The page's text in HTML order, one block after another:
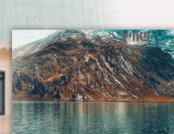
שוויץ